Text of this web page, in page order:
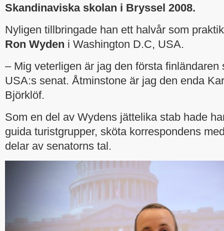
Skandinaviska skolan i Bryssel 2008.
Nyligen tillbringade han ett halvår som
Ron Wyden i Washington D.C, USA.
– Mig veterligen är jag den första finländaren
USA:s senat. Åtminstone är jag den enda
Björklöf.
Som en del av Wydens jättelika stab hade
guida turistgrupper, sköta korrespondens
delar av senatorns tal.